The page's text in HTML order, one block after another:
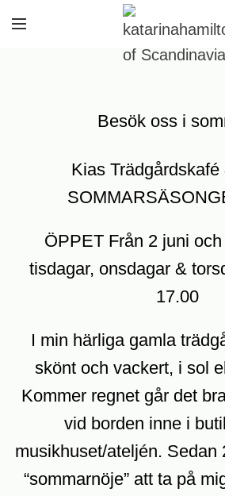
Besök oss i
Kias
ÖPPET Från 2 juni
tisdagar, onsdagar &
17.00
I min härliga gamla
skönt och vackert, i sol
Kommer regnet går det
vid borden inne i
musikhuset/ateljén. Sedan
“sommarnöje” att ta på